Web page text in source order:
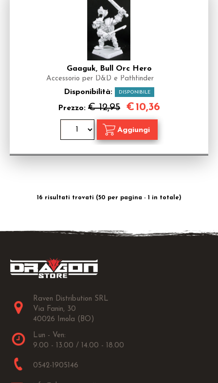
Gaaguk, Bull Orc Hero
Accessorio per D&D e Pathfinder
Disponibilità: DISPONIBILE
Prezzo: € 12,95 €10,36
16 risultati trovati (50 per pagina - 1 in totale)
Raven Distribution SRL
Via Fanin, 30
40026 Imola (BO)
Lun - Ven:
9.00 - 13.00 / 14.00 - 18.00
0542-1905146